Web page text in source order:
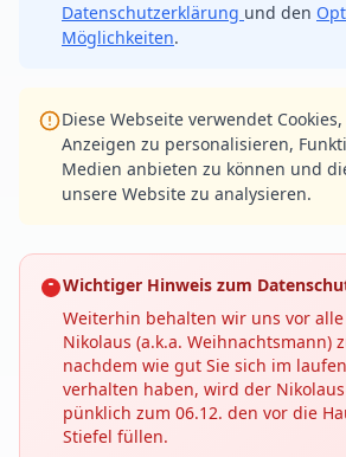
Datenschutzerklärung und den
Möglichkeiten.
Diese Webseite verwendet
Anzeigen zu personalisieren,
Medien anbieten zu können und
unsere Website zu analysieren.
Wichtiger Hinweis zum
Weiterhin behalten wir uns vor
Nikolaus (a.k.a. Weihnachtsmann)
nachdem wie gut Sie sich im
verhalten haben, wird der
pünklich zum 06.12. den vor die
Stiefel füllen.